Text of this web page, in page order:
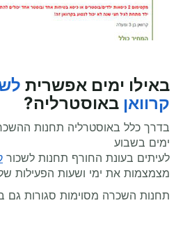
באילו ימים אפשרית
קרוואן באוסטרליה?
בדרך כלל באוסטרליה תחנות
ימים בשבוע
לעיתים בעונת החורף תחנות לשכור
מצמצמות את ימי ושעות הפעילות
תחנות השכרה מסוימות סגורות גם